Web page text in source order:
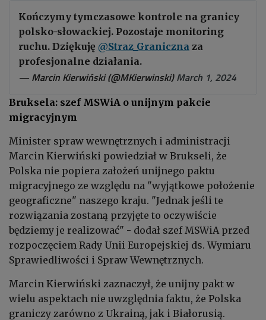
Kończymy tymczasowe kontrole na granicy
polsko-słowackiej. Pozostaje monitoring
ruchu. Dziękuję @Straz_Graniczna za
profesjonalne działania.
— Marcin Kierwiński (@MKierwinski)March 1, 2024
Bruksela: szef MSWiA o unijnym pakcie
migracyjnym
Minister spraw wewnętrznych i administracji
Marcin Kierwiński powiedział w Brukseli, że
Polska nie popiera założeń unijnego paktu
migracyjnego ze względu na "wyjątkowe położenie
geograficzne" naszego kraju. "Jednak jeśli te
rozwiązania zostaną przyjęte to oczywiście
będziemy je realizować" - dodał szef MSWiA przed
rozpoczęciem Rady Unii Europejskiej ds. Wymiaru
Sprawiedliwości i Spraw Wewnętrznych.
Marcin Kierwiński zaznaczył, że unijny pakt w
wielu aspektach nie uwzględnia faktu, że Polska
graniczy zarówno z Ukrainą, jak i Białorusią.